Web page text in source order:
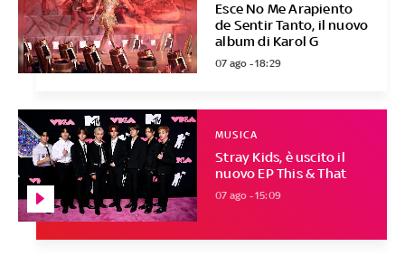
Esce No Me Arapiento
de Sentir Tanto, il nuovo
album di Karol G
07 ago - 18:29
Stray Kids, è uscito il
nuovo EP This & That
MUSICA
07 ago - 15:09